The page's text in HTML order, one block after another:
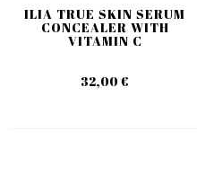
ILIA TRUE SKIN SERUM
CONCEALER WITH
VITAMIN C
32,00 €